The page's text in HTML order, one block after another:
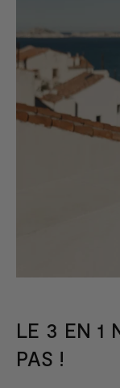
LE 3 EN 1
PAS !